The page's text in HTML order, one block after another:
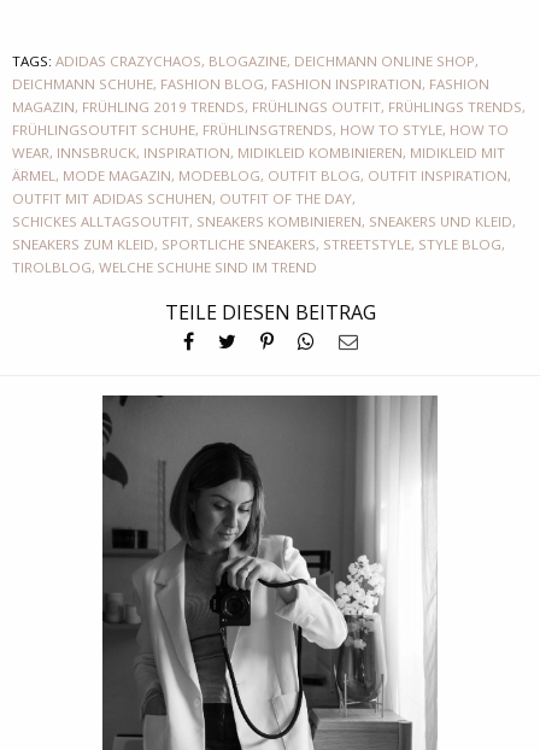
TAGS: ADIDAS CRAZYCHAOS, BLOGAZINE, DEICHMANN ONLINE SHOP,
DEICHMANN SCHUHE, FASHION BLOG, FASHION INSPIRATION, FASHION
MAGAZIN, FRÜHLING 2019 TRENDS, FRÜHLINGS OUTFIT, FRÜHLINGS TRENDS,
FRÜHLINGSOUTFIT SCHUHE, FRÜHLINSGTRENDS, HOW TO STYLE, HOW TO
WEAR, INNSBRUCK, INSPIRATION, MIDIKLEID KOMBINIEREN, MIDIKLEID MIT
ÄRMEL, MODE MAGAZIN, MODEBLOG, OUTFIT BLOG, OUTFIT INSPIRATION,
OUTFIT MIT ADIDAS SCHUHEN, OUTFIT OF THE DAY,
SCHICKES ALLTAGSOUTFIT, SNEAKERS KOMBINIEREN, SNEAKERS UND KLEID,
SNEAKERS ZUM KLEID, SPORTLICHE SNEAKERS, STREETSTYLE, STYLE BLOG,
TIROLBLOG, WELCHE SCHUHE SIND IM TREND
TEILE DIESEN BEITRAG